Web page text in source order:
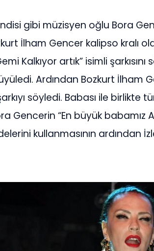
gibi müzisyen oğlu Bora
İlham Gencer kalipso kralı
Kalkıyor artık” isimli
Ardından Bozkurt İlham
şarkıyı söyledi. Babası ile
Gencerin “En büyük
kullanmasının ardından